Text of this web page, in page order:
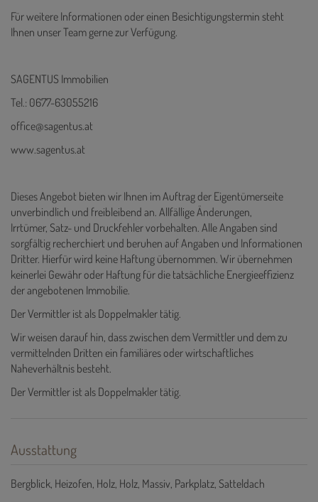
Für weitere Informationen oder einen Besichtigungstermin steht
Ihnen unser Team gerne zur Verfügung.
SAGENTUS Immobilien
Tel.: 0677-63055216
office@sagentus.at
www.sagentus.at
Dieses Angebot bieten wir Ihnen im Auftrag der Eigentümerseite
unverbindlich und freibleibend an. Allfällige Änderungen,
Irrtümer, Satz- und Druckfehler vorbehalten. Alle Angaben sind
sorgfältig recherchiert und beruhen auf Angaben und Informationen
Dritter. Hierfür wird keine Haftung übernommen. Wir übernehmen
keinerlei Gewähr oder Haftung für die tatsächliche Energieeffizienz
der angebotenen Immobilie.
Der Vermittler ist als Doppelmakler tätig.
Wir weisen darauf hin, dass zwischen dem Vermittler und dem zu
vermittelnden Dritten ein familiäres oder wirtschaftliches
Naheverhältnis besteht.
Der Vermittler ist als Doppelmakler tätig.
Ausstattung
Bergblick Heizofen Holz Holz Massiv Parkplatz Satteldach